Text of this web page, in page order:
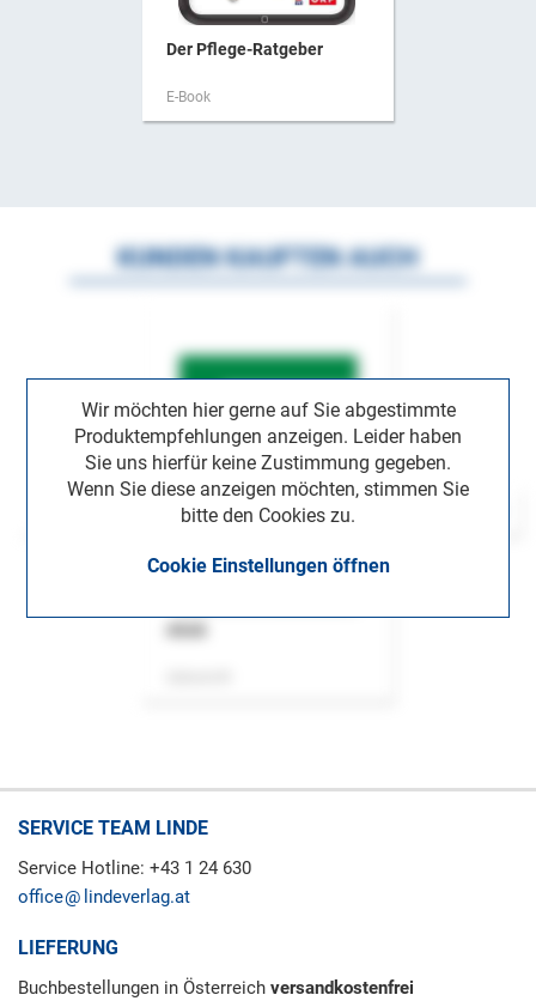
Der Pflege-Ratgeber
E-Book
Wir möchten hier gerne auf Sie abgestimmte
Produktempfehlungen anzeigen. Leider haben
Sie uns hierfür keine Zustimmung gegeben.
Wenn Sie diese anzeigen möchten, stimmen Sie
bitte den Cookies zu.
Cookie Einstellungen öffnen
KUNDEN KAUFTEN AUCH
SERVICE TEAM LINDE
Service Hotline: +43 1 24 630
office
lindeverlag.at
LIEFERUNG
Buchbestellungen in Österreich versandkostenfrei